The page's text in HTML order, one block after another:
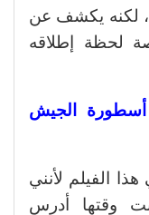
لكنه يكشف عن
لحظة إطلاقه
أسطورة الجيش
الفيلم لأنني
وقتها أدرس